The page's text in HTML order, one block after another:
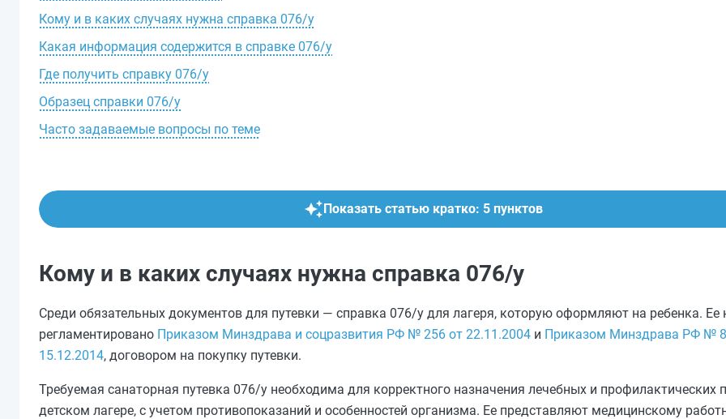
Кому и в каких случаях нужна справка 076/у
Какая информация содержится в справке 076/у
Где получить справку 076/у
Образец справки 076/у
Часто задаваемые вопросы по теме
Показать статью кратко: 5 пунктов
Кому и в каких случаях нужна справка 076/у
Среди обязательных документов для путевки — справка 076/у для лагеря, которую оформляют на ребенка. Ее
регламентировано Приказом Минздрава и соцразвития РФ № 256 от 22.11.2004 и Приказом Минздрава РФ №
15.12.2014, договором на покупку путевки.
Требуемая санаторная путевка 076/у необходима для корректного назначения лечебных и профилактических
детском лагере, с учетом противопоказаний и особенностей организма. Ее представляют медицинскому